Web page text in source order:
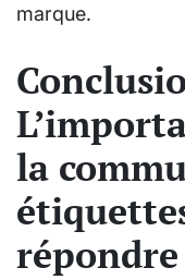
marque.
la